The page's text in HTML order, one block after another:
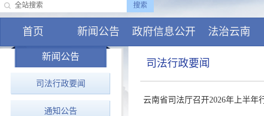
首页 新闻公告 政府信息公开 法治云南
新闻公告
司法行政要闻
通知公告
司法行政要闻
云南省司法厅召开2026年上半年